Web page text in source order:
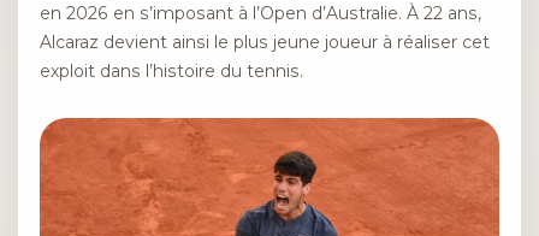
en 2026 en s’imposant à l’Open d’Australie. À 22 ans,
Alcaraz devient ainsi le plus jeune joueur à réaliser cet
exploit dans l’histoire du tennis.